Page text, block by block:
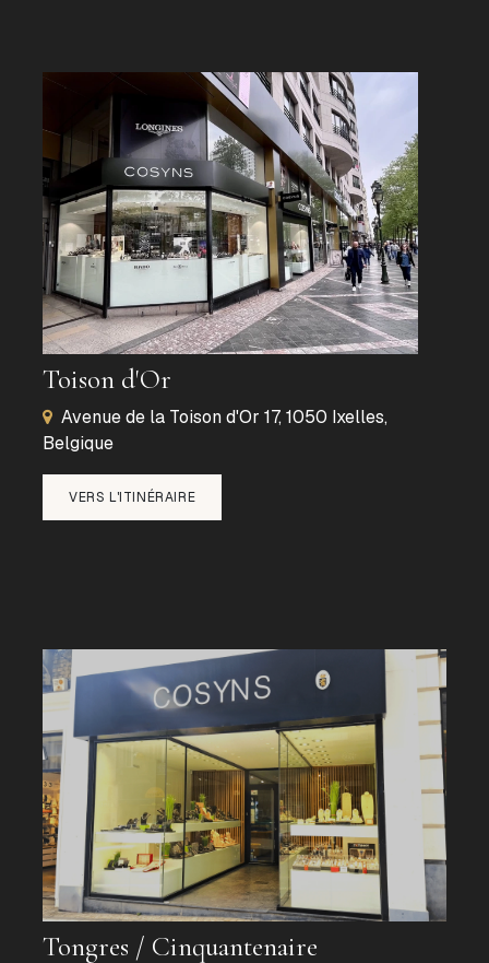
Toison d'Or
Avenue de la Toison d'Or 17, 1050 Ixelles,
Belgique
VERS L'ITINÉRAIRE
Tongres / Cinquantenaire